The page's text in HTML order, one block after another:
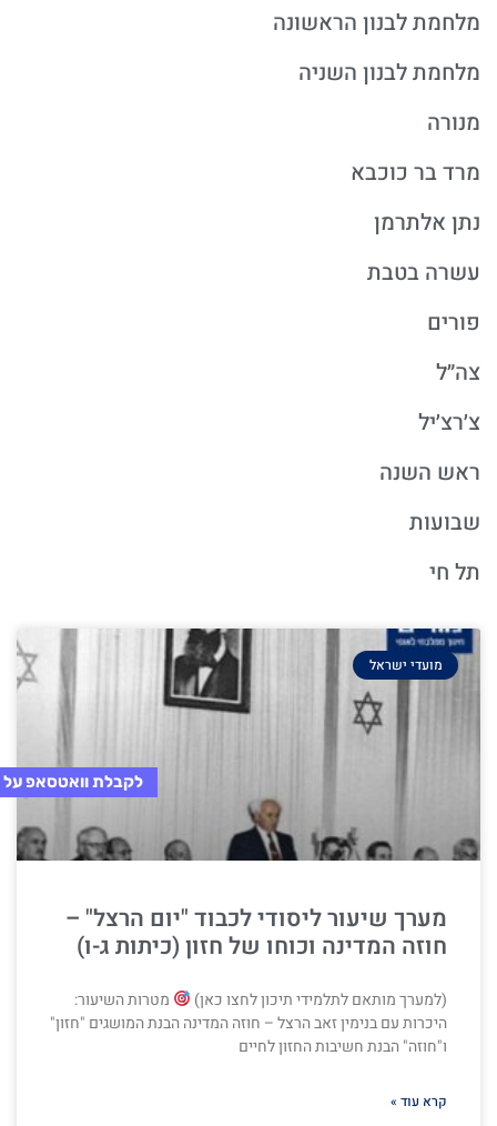
לקבלת וואטסאפ
מלחמת לבנון הראשונה
מלחמת לבנון השניה
מנורה
מרד בר כוכבא
נתן אלתרמן
עשרה בטבת
פורים
צה״ל
צ׳רצ׳יל
ראש השנה
שבועות
תל חי
מועדי ישראל
מערך שיעור ליסודי לכבוד "יום הרצל" –
חוזה המדינה וכוחו של חזון (כיתות ג-ו)
(למערך מותאם לתלמידי תיכון לחצו כאן)
מטרות השיעור:
היכרות עם בנימין זאב הרצל – חוזה המדינה הבנת המושגים "חזון"
ו"חוזה" הבנת חשיבות החזון לחיים
קרא עוד »